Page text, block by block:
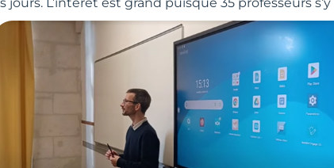
jours. L’intérêt est grand puisque 35 professeurs